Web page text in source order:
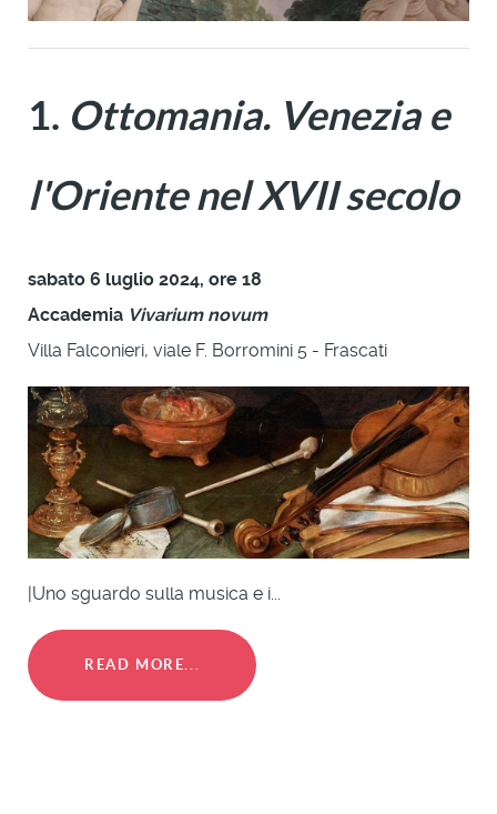
1. Ottomania. Venezia e
l'Oriente nel XVII secolo
sabato 6 luglio 2024, ore 18
Accademia Vivarium novum
Villa Falconieri, viale F. Borromini 5 - Frascati
|Uno sguardo sulla musica e i...
READ MORE...